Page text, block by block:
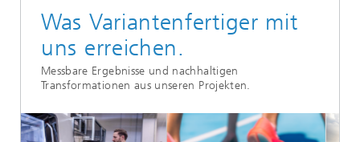
Was Variantenfertiger mit
uns erreichen.
Messbare Ergebnisse und nachhaltigen
Transformationen aus unseren Projekten.